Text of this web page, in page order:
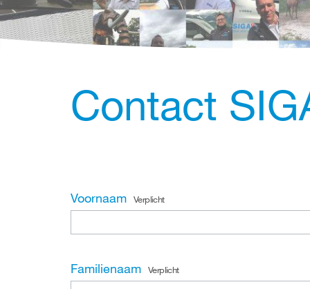
Contact
Voornaam Verplicht
Familienaam Verplicht